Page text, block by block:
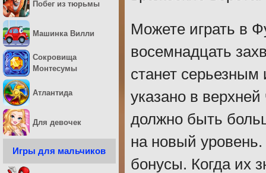
Можете играть в
восемнадцать
станет
указано в верхней
должно быть
на новый
бонусы. Когда их
Побег из тюрьмы
Машинка Вилли
Сокровища
Монтесумы
Атлантида
Для девочек
Игры для мальчиков